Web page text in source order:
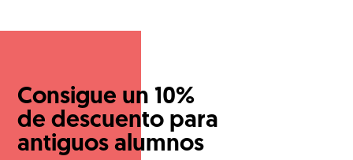
Consigue un 10%
de descuento para
antiguos alumnos